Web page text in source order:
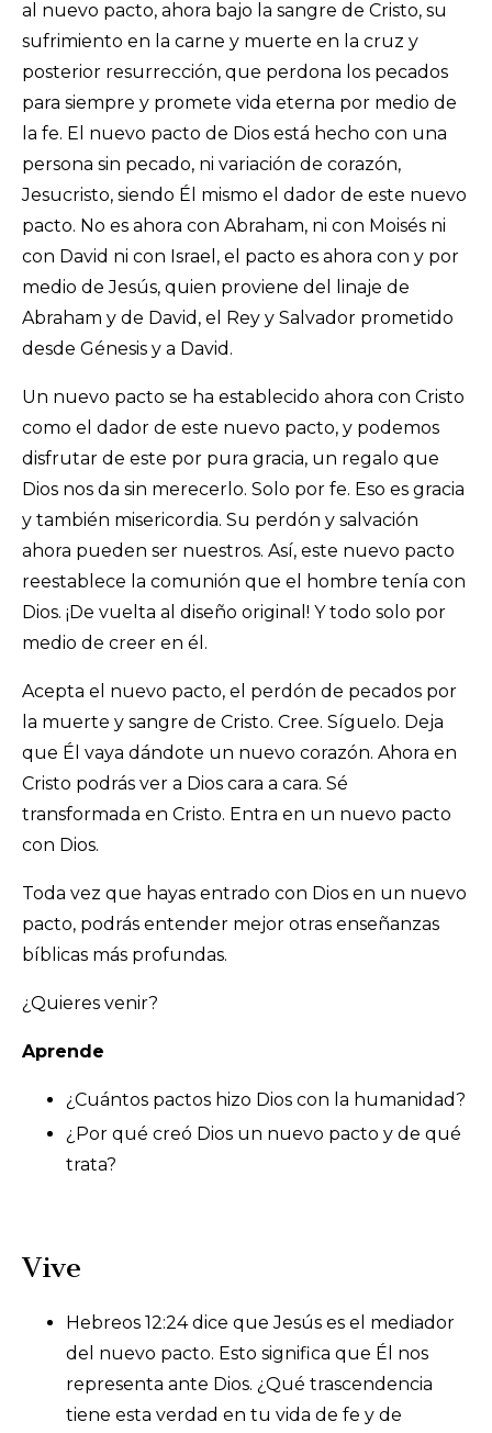
al nuevo pacto, ahora bajo la sangre de Cristo, su
sufrimiento en la carne y muerte en la cruz y
posterior resurrección, que perdona los pecados
para siempre y promete vida eterna por medio de
la fe. El nuevo pacto de Dios está hecho con una
persona sin pecado, ni variación de corazón,
Jesucristo, siendo Él mismo el dador de este nuevo
pacto. No es ahora con Abraham, ni con Moisés ni
con David ni con Israel, el pacto es ahora con y por
medio de Jesús, quien proviene del linaje de
Abraham y de David, el Rey y Salvador prometido
desde Génesis y a David.
Un nuevo pacto se ha establecido ahora con Cristo
como el dador de este nuevo pacto, y podemos
disfrutar de este por pura gracia, un regalo que
Dios nos da sin merecerlo. Solo por fe. Eso es gracia
y también misericordia. Su perdón y salvación
ahora pueden ser nuestros. Así, este nuevo pacto
reestablece la comunión que el hombre tenía con
Dios. ¡De vuelta al diseño original! Y todo solo por
medio de creer en él.
Acepta el nuevo pacto, el perdón de pecados por
la muerte y sangre de Cristo. Cree. Síguelo. Deja
que Él vaya dándote un nuevo corazón. Ahora en
Cristo podrás ver a Dios cara a cara. Sé
transformada en Cristo. Entra en un nuevo pacto
con Dios.
Toda vez que hayas entrado con Dios en un nuevo
pacto, podrás entender mejor otras enseñanzas
bíblicas más profundas.
¿Quieres venir?
Aprende
¿Cuántos pactos hizo Dios con la humanidad?
¿Por qué creó Dios un nuevo pacto y de qué
trata?
Vive
Hebreos 12:24 dice que Jesús es el mediador
del nuevo pacto. Esto significa que Él nos
representa ante Dios. ¿Qué trascendencia
tiene esta verdad en tu vida de fe y de